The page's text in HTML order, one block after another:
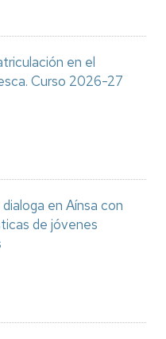
en el
Curso 2026-27
en Aínsa con
de jóvenes